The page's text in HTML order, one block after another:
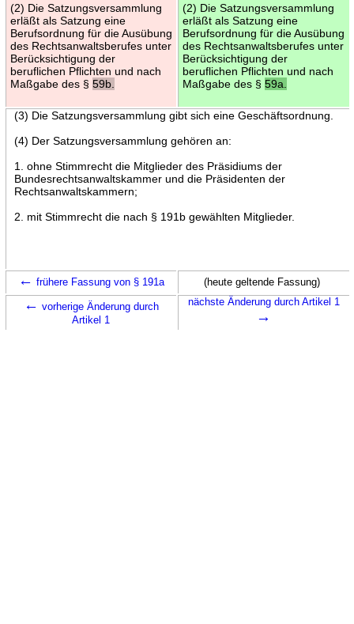
(2) Die Satzungsversammlung
erläßt als Satzung eine
Berufsordnung für die Ausübung
des Rechtsanwaltsberufes unter
Berücksichtigung der
beruflichen Pflichten und nach
Maßgabe des § 59b.
(2) Die Satzungsversammlung
erläßt als Satzung eine
Berufsordnung für die Ausübung
des Rechtsanwaltsberufes unter
Berücksichtigung der
beruflichen Pflichten und nach
Maßgabe des § 59a.
(3) Die Satzungsversammlung gibt sich eine Geschäftsordnung.
(4) Der Satzungsversammlung gehören an:
1. ohne Stimmrecht die Mitglieder des Präsidiums der
Bundesrechtsanwaltskammer und die Präsidenten der
Rechtsanwaltskammern;
2. mit Stimmrecht die nach § 191b gewählten Mitglieder.
← frühere Fassung von § 191a (heute geltende Fassung)
← vorherige Änderung durch
Artikel 1
nächste Änderung durch Artikel 1
→